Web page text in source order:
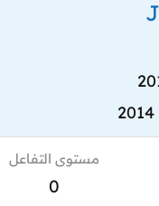
مستوى التفاعل
0